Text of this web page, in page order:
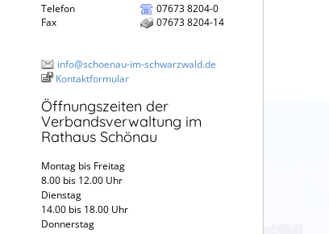
Telefon
07673 8204-0
Fax
07673 8204-14
info@schoenau-im-schwarzwald.de
Kontaktformular
Öffnungszeiten der
Verbandsverwaltung im
Rathaus Schönau
Montag bis Freitag
8.00 bis 12.00 Uhr
Dienstag
14.00 bis 18.00 Uhr
Donnerstag